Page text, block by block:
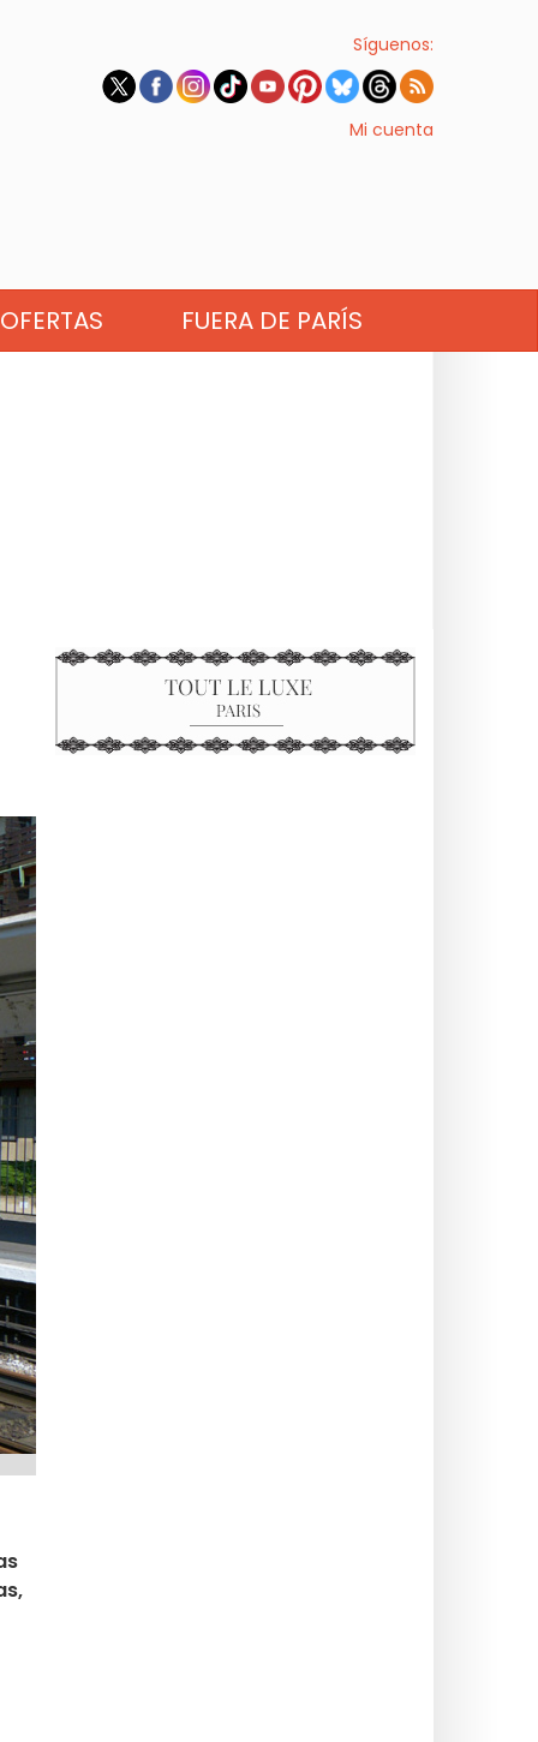
Síguenos:
Mi cuenta
OFERTAS FUERA DE PARÍS